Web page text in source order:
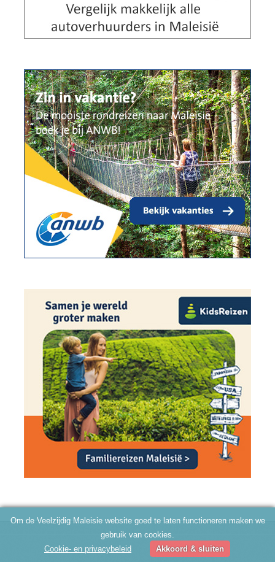
Om de Veelzijdig Maleisie website goed te laten functioneren maken we
gebruik van cookies.
Cookie- en privacybeleid
Akkoord & sluiten